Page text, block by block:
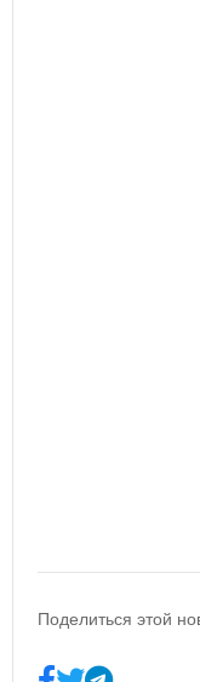
Поделиться этой